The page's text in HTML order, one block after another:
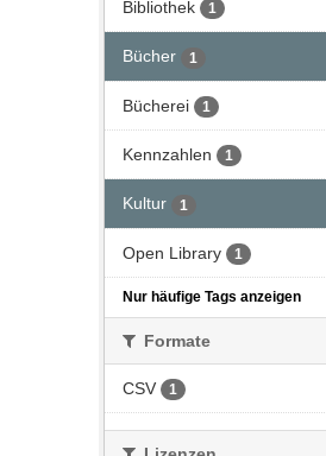
Bibliothek 1
Bücher 1
Bücherei 1
Kennzahlen 1
Kultur 1
Open Library 1
Nur häufige Tags anzeigen
Formate
CSV 1